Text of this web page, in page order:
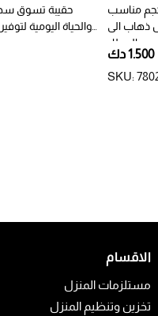
حقيبة تسوق
والحياة اليومية
رقمي متنقل للشنط حتى 50 كجم مناسب
ذهاب الى
المطار
1.500 دك
SKU:
الاقسام
مستلزمات المنزل
تخزين وتنظيم المنزل